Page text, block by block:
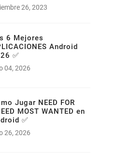
26, 2023
6 Mejores
Android
✅
04, 2026
Jugar NEED FOR
MOST WANTED en
✅
26, 2026